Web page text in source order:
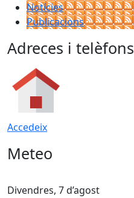
Notícies
Publicacions
Adreces i telèfons
Accedeix
Meteo
Divendres, 7 d’agost